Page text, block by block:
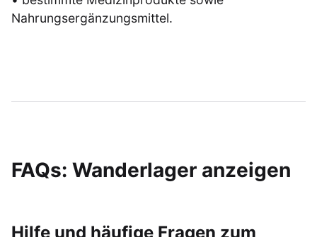
Nahrungsergänzungsmittel.
FAQs: Wanderlager anzeigen
Hilfe und häufige Fragen zum